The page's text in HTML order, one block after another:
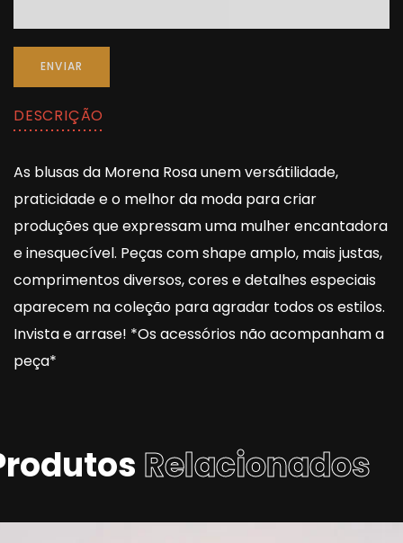
ENVIAR
DESCRIÇÃO
As blusas da Morena Rosa unem versátilidade,
praticidade e o melhor da moda para criar
produções que expressam uma mulher encantadora
e inesquecível. Peças com shape amplo, mais justas,
comprimentos diversos, cores e detalhes especiais
aparecem na coleção para agradar todos os estilos.
Invista e arrase! *Os acessórios não acompanham a
peça*
Relacionados